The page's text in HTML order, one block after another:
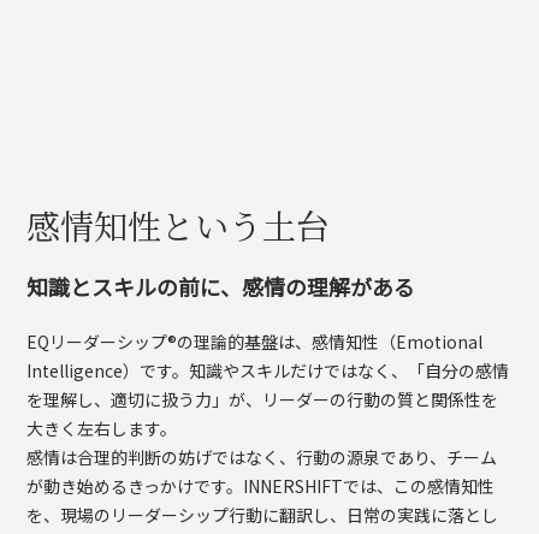
感情知性という土台
知識とスキルの前に、感情の理解がある
EQリーダーシップ®の理論的基盤は、感情知性（Emotional
Intelligence）です。知識やスキルだけではなく、「自分の感情
を理解し、適切に扱う力」が、リーダーの行動の質と関係性を
大きく左右します。
感情は合理的判断の妨げではなく、行動の源泉であり、チーム
が動き始めるきっかけです。INNERSHIFTでは、この感情知性
を、現場のリーダーシップ行動に翻訳し、日常の実践に落とし